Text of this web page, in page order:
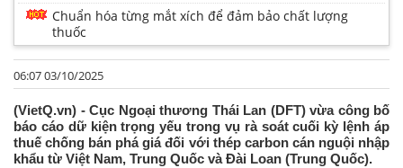
Chuẩn hóa từng mắt xích để đảm bảo chất lượng
thuốc
06:07 03/10/2025
(VietQ.vn) - Cục Ngoại thương Thái Lan (DFT) vừa công bố
báo cáo dữ kiện trọng yếu trong vụ rà soát cuối kỳ lệnh áp
thuế chống bán phá giá đối với thép carbon cán nguội nhập
khẩu từ Việt Nam, Trung Quốc và Đài Loan (Trung Quốc).